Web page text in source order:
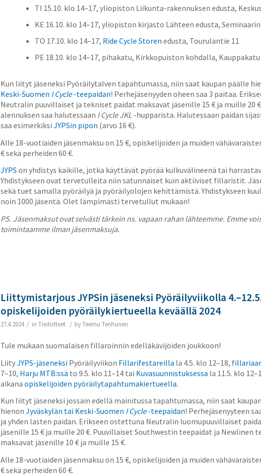
TI 15.10. klo 14–17, yliopiston Liikunta-rakennuksen edusta,
KE 16.10. klo 14–17, yliopiston kirjasto Lähteen edusta,
TO 17.10. klo 14–17, Ride Cycle Storen edusta, Tourulantie 11
PE 18.10. klo 14–17, pihakatu, Kirkkopuiston kohdalla, Kauppakatu
Kun liityt jäseneksi Pyöräilytalven tapahtumassa, niin saat kaupan päälle
Keski-Suomen I Cycle-teepaidan! Perhejäsenyyden oheen saa 3 paitaa.
Neutralin puuvillaiset ja tekniset paidat maksavat jäsenille 15 € ja muille 20
alennuksen saa halutessaan I Cycle JKL -hupparista. Halutessaan paidan
saa esimerkiksi JYPSin pipon (arvo 16 €).
Alle 18-vuotiaiden jäsenmaksu on 15 €, opiskelijoiden ja muiden
€ sekä perheiden 60 €.
JYPS on yhdistys kaikille, jotka käyttävät pyörää kulkuvälineenä tai
Yhdistykseen ovat tervetulleita niin satunnaiset kuin aktiiviset fillaristit.
sekä tuet samalla pyöräilyä ja pyöräilyolojen kehittämistä. Yhdistykseen
noin 1000 jäsentä. Olet lämpimästi tervetullut mukaan!
PS. Jäsenmaksut ovat selvästi tärkein ns. vapaan rahan lähteemme. Emme
toimintaamme ilman jäsenmaksuja.
Liittymistarjous JYPSin jäseneksi Pyöräilyviikolla
opiskelijoiden pyöräilykiertueella keväällä 2024
27.4.2024 / in Tiedotteet / byTeemu Tenhunen
Tule mukaan suomalaisen fillaroinnin edelläkävijöiden joukkoon!
LiityJYPS-jäseneksi Pyöräilyviikon Fillarifestareilla la 4.5. klo 12–18,
7–10, Harju MTB:ssä to 9.5. klo 11–14 tai Kuvasuunnistuksessa la 11.5. klo
aikana opiskelijoiden pyöräilytapahtumakiertueella.
Kun liityt jäseneksi jossain edellä mainitussa tapahtumassa, niin saat
hienon Jyväskylän tai Keski-Suomen I Cycle-teepaidan! Perhejäsenyyteen
ja yhden lasten paidan. Erikseen ostettuna Neutralin luomupuuvillaiset
jäsenille 15 € ja muille 20 €. Puuvillaiset Southwestin teepaidat ja Newlinen
maksavat jäsenille 10 € ja muille 15 €.
Alle 18-vuotiaiden jäsenmaksu on 15 €, opiskelijoiden ja muiden
€ sekä perheiden 60 €.